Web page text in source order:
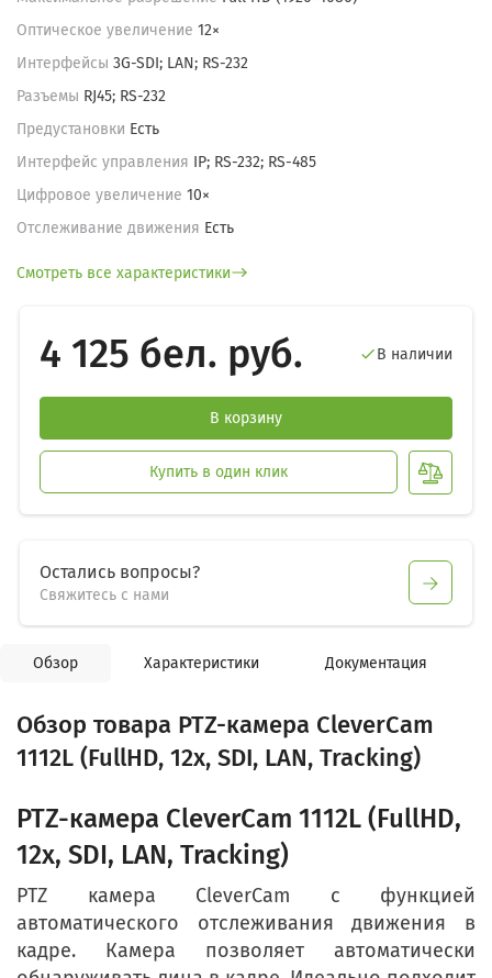
Оптическое увеличение 12×
Интерфейсы 3G-SDI; LAN; RS-232
Разъемы RJ45; RS-232
Предустановки Есть
Интерфейс управления IP; RS-232; RS-485
Цифровое увеличение 10×
Отслеживание движения Есть
Смотреть все характеристики
4 125 бел. руб. В наличии
В корзину
Купить в один клик
Остались вопросы?
Свяжитесь с нами
Обзор Характеристики Документация
Обзор товара PTZ-камера CleverCam
1112L (FullHD, 12x, SDI, LAN, Tracking)
PTZ-камера CleverCam 1112L (FullHD,
12x, SDI, LAN, Tracking)
PTZ камера CleverCam с функцией
автоматического отслеживания движения в
кадре. Камера позволяет автоматически